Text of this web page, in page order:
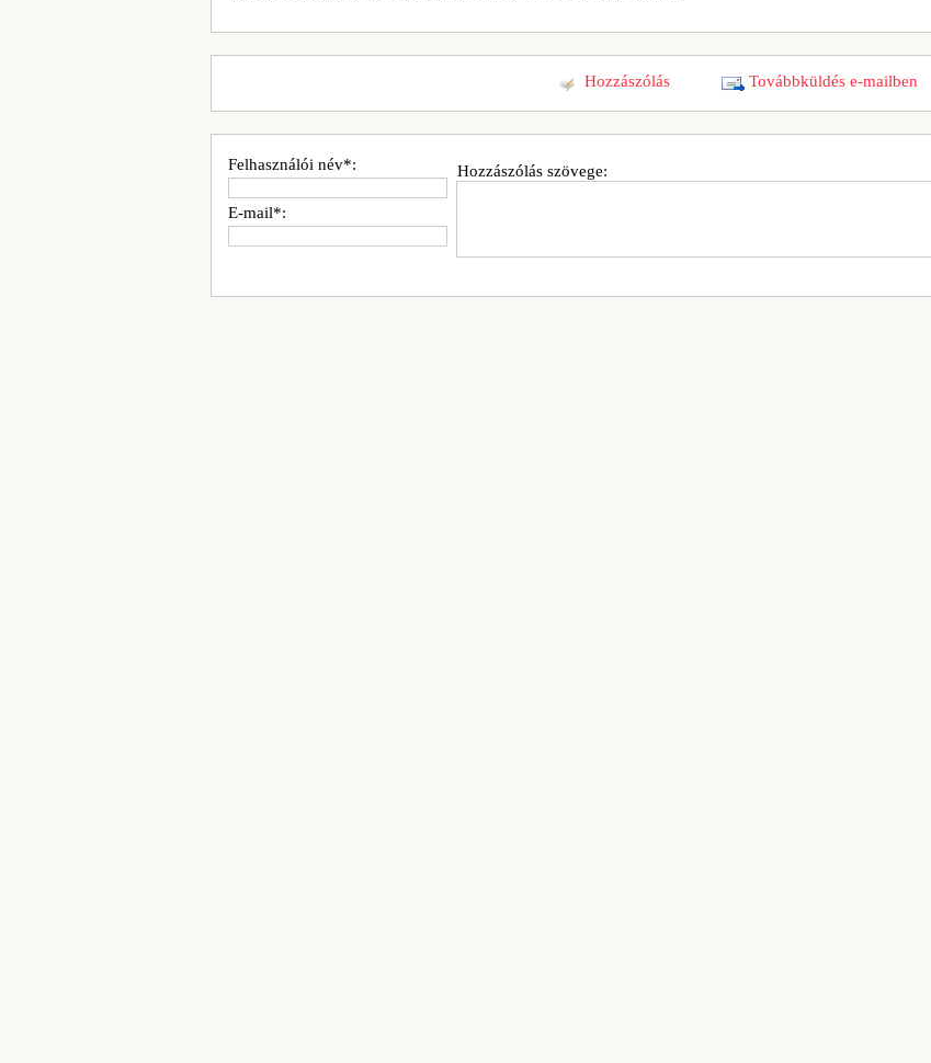
Továbbküldés e-mailben
Hozzászólás
Hozzászólás szövege:
Felhasználói név*:
E-mail*: